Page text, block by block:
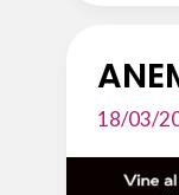
AL
DE
RIPOLL
18/03/